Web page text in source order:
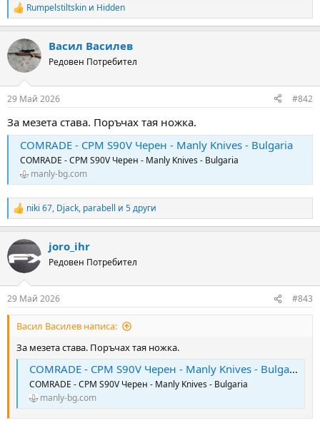
R
e
c
t
i
s
Rumpelstiltskin и Hidden
Васил Василев
Редовен Потребител
29 Май 2026 #842
За мезета става. Поръчах тая ножка.
COMRADE - CPM S90V Черен - Manly Knives - Bulgaria
COMRADE - CPM S90V Черен - Manly Knives - Bulgaria
manly-bg.com
R
e
c
t
i
s
:
niki 67, Djack, parabell и 5 други
joro_ihr
Редовен Потребител
29 Май 2026 #843
Васил Василев написа:
За мезета става. Поръчах тая ножка.
COMRADE - CPM S90V Черен - Manly Knives - Bulgaria
COMRADE - CPM S90V Черен - Manly Knives - Bulgaria
manly-bg.com